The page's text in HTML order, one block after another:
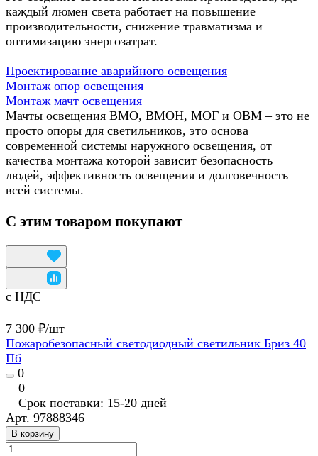
каждый люмен света работает на повышение
производительности, снижение травматизма и
оптимизацию энергозатрат.
Проектирование аварийного освещения
Монтаж опор освещения
Монтаж мачт освещения
Мачты освещения ВМО, ВМОН, МОГ и ОВМ – это не
просто опоры для светильников, это основа
современной системы наружного освещения, от
качества монтажа которой зависит безопасность
людей, эффективность освещения и долговечность
всей системы.
С этим товаром покупают
с НДС
7 300 ₽/шт
Пожаробезопасный светодиодный светильник Бриз 40
Пб
0
0
Срок поставки: 15-20 дней
Арт. 97888346
В корзину